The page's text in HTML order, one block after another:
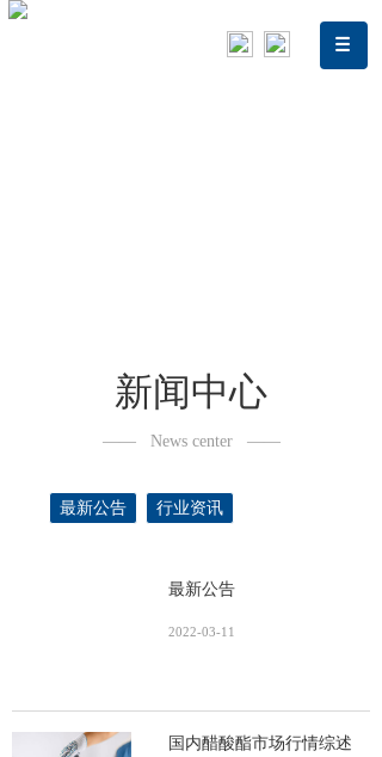
新闻中心
—— News center ——
最新公告 行业资讯
最新公告
2022-03-11
国内醋酸酯市场行情综述